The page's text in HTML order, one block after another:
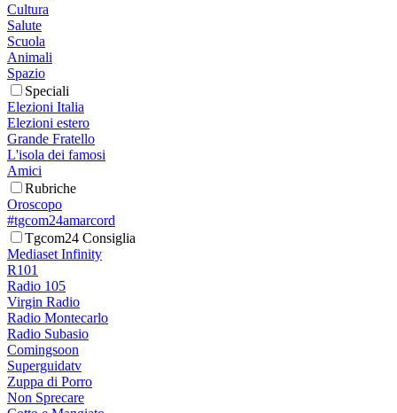
Cultura
Salute
Scuola
Animali
Spazio
Speciali
Elezioni Italia
Elezioni estero
Grande Fratello
L'isola dei famosi
Amici
Rubriche
Oroscopo
#tgcom24amarcord
Tgcom24 Consiglia
Mediaset Infinity
R101
Radio 105
Virgin Radio
Radio Montecarlo
Radio Subasio
Comingsoon
Superguidatv
Zuppa di Porro
Non Sprecare